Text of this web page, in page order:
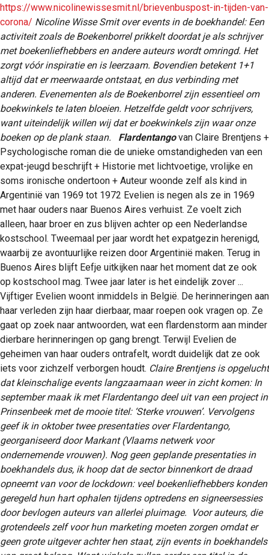
https://www.nicolinewissesmit.nl/brievenbuspost-in-tijden-van-
corona/ Nicoline Wisse Smit over events in de boekhandel: Een
activiteit zoals de Boekenborrel prikkelt doordat je als schrijver
met boekenliefhebbers en andere auteurs wordt omringd. Het
zorgt vóór inspiratie en is leerzaam. Bovendien betekent 1+1
altijd dat er meerwaarde ontstaat, en dus verbinding met
anderen. Evenementen als de Boekenborrel zijn essentieel om
boekwinkels te laten bloeien. Hetzelfde geldt voor schrijvers,
want uiteindelijk willen wij dat er boekwinkels zijn waar onze
boeken op de plank staan.
Flardentangovan Claire Brentjens +
Psychologische roman die de unieke omstandigheden van een
expat-jeugd beschrijft + Historie met lichtvoetige, vrolijke en
soms ironische ondertoon + Auteur woonde zelf als kind in
Argentinië van 1969 tot 1972 Evelien is negen als ze in 1969
met haar ouders naar Buenos Aires verhuist. Ze voelt zich
alleen, haar broer en zus blijven achter op een Nederlandse
kostschool. Tweemaal per jaar wordt het expatgezin herenigd,
waarbij ze avontuurlijke reizen door Argentinië maken. Terug in
Buenos Aires blijft Eefje uitkijken naar het moment dat ze ook
op kostschool mag. Twee jaar later is het eindelijk zover ...
Vijftiger Evelien woont inmiddels in België. De herinneringen aan
haar verleden zijn haar dierbaar, maar roepen ook vragen op. Ze
gaat op zoek naar antwoorden, wat een flardenstorm aan minder
dierbare herinneringen op gang brengt. Terwijl Evelien de
geheimen van haar ouders ontrafelt, wordt duidelijk dat ze ook
iets voor zichzelf verborgen houdt. Claire Brentjens is opgelucht
dat kleinschalige events langzaamaan weer in zicht komen: In
september maak ik met Flardentango deel uit van een project in
Prinsenbeek met de mooie titel: ‘Sterke vrouwen’. Vervolgens
geef ik in oktober twee presentaties over Flardentango,
georganiseerd door Markant (Vlaams netwerk voor
ondernemende vrouwen). Nog geen geplande presentaties in
boekhandels dus, ik hoop dat de sector binnenkort de draad
opneemt van voor de lockdown: veel boekenliefhebbers konden
geregeld hun hart ophalen tijdens optredens en signeersessies
door bevlogen auteurs van allerlei pluimage.
Voor auteurs, die
grotendeels zelf voor hun marketing moeten zorgen omdat er
geen grote uitgever achter hen staat, zijn events in boekhandels